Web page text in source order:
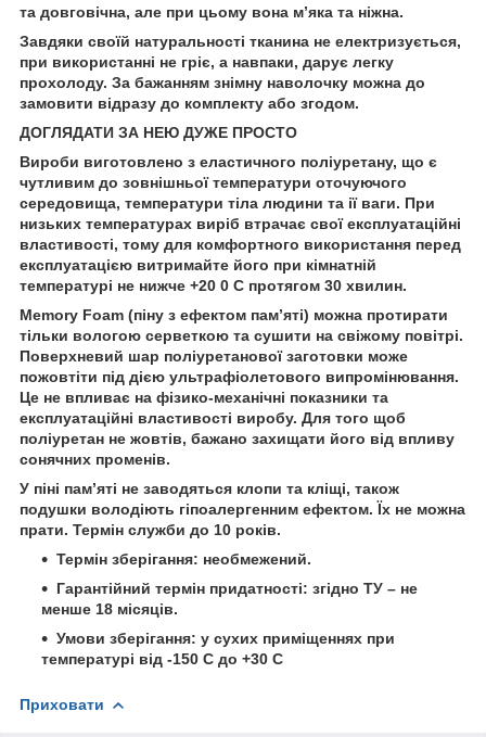
та довговічна, але при цьому вона м’яка та ніжна.
Завдяки своїй натуральності тканина не електризується,
при використанні не гріє, а навпаки, дарує легку
прохолоду. За бажанням знімну наволочку можна до
замовити відразу до комплекту або згодом.
ДОГЛЯДАТИ ЗА НЕЮ ДУЖЕ ПРОСТО
Вироби виготовлено з еластичного поліуретану, що є
чутливим до зовнішньої температури оточуючого
середовища, температури тіла людини та ії ваги. При
низьких температурах виріб втрачає свої експлуатаційні
властивості, тому для комфортного використання перед
експлуатацією витримайте його при кімнатній
температурі не нижче +20 0 С протягом 30 хвилин.
Memory Foam (піну з ефектом пам’яті) можна протирати
тільки вологою серветкою та сушити на свіжому повітрі.
Поверхневий шар поліуретанової заготовки може
пожовтіти під дією ультрафіолетового випромінювання.
Це не впливає на фізико-механічні показники та
експлуатаційні властивості виробу. Для того щоб
поліуретан не жовтів, бажано захищати його від впливу
сонячних променів.
У піні пам’яті не заводяться клопи та кліщі, також
подушки володіють гіпоалергенним ефектом. Їх не можна
прати. Термін служби до 10 років.
Термін зберігання: необмежений.
Гарантійний термін придатності: згідно ТУ – не
менше 18 місяців.
Умови зберігання: у сухих приміщеннях при
температурі від -150 С до +30 С
Приховати